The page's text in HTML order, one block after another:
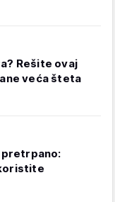
Rešite ovaj
veća šteta
pretrpano: